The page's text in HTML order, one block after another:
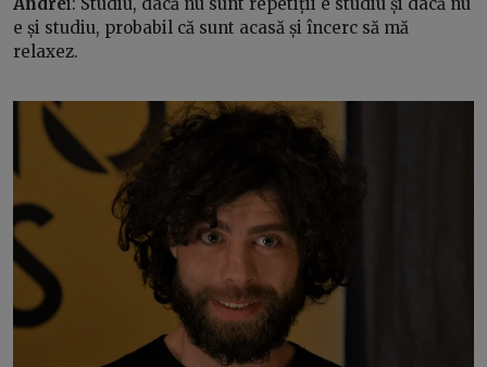
e și studiu, probabil că sunt acasă și încerc să mă
relaxez.